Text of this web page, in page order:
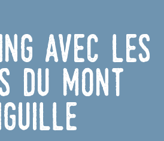
avec les
du Mont